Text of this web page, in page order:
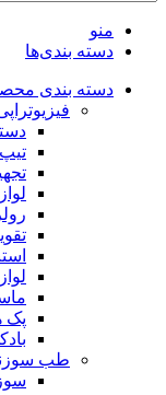
منو
دسته بندی‌ها
دسته بندی
پک
طب